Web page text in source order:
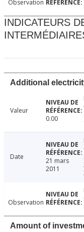
Observation
INDICATEURS
Additional
Valeur
0.00
Date
21 mars
2011
Observation
Amount of